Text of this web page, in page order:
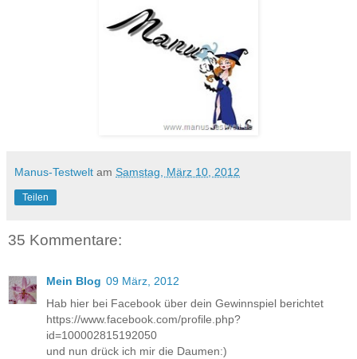
Manus-Testwelt am Samstag, März 10, 2012
Teilen
35 Kommentare:
Mein Blog 09 März, 2012
Hab hier bei Facebook über dein Gewinnspiel berichtet
https://www.facebook.com/profile.php?
id=100002815192050
und nun drück ich mir die Daumen:)